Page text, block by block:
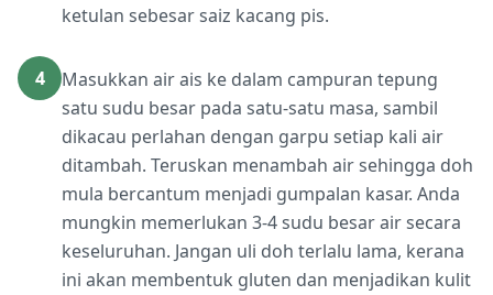
ketulan sebesar saiz kacang pis.
4
Masukkan air ais ke dalam campuran tepung
satu sudu besar pada satu-satu masa, sambil
dikacau perlahan dengan garpu setiap kali air
ditambah. Teruskan menambah air sehingga doh
mula bercantum menjadi gumpalan kasar. Anda
mungkin memerlukan 3-4 sudu besar air secara
keseluruhan. Jangan uli doh terlalu lama, kerana
ini akan membentuk gluten dan menjadikan kulit